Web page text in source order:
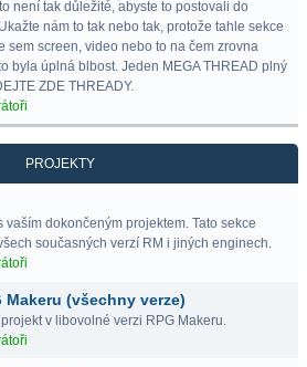
není tak důležité, abyste to postovali do
nám to tak nebo tak, protože tahle sekce
sem screen, video nebo to na čem zrovna
byla úplná blbost. Jeden MEGA THREAD plný
ZDE THREADY.
PROJEKTY
vaším dokončeným projektem. Tato sekce
současných verzí RM i jiných enginech.
Makeru (všechny verze)
v libovolné verzi RPG Makeru.